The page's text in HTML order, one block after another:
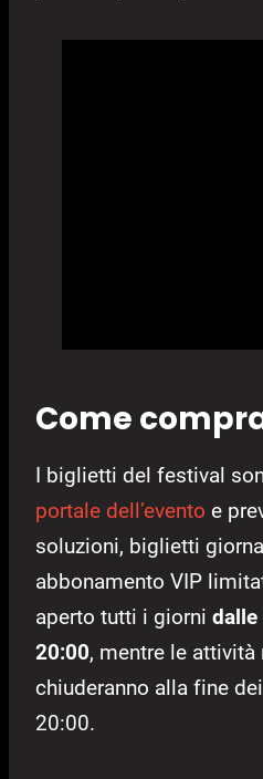
Come
I biglietti del festival
portale dell’evento e
soluzioni, biglietti
abbonamento VIP
aperto tutti i giorni dalle
20:00, mentre le attività
chiuderanno alla fine
20:00.